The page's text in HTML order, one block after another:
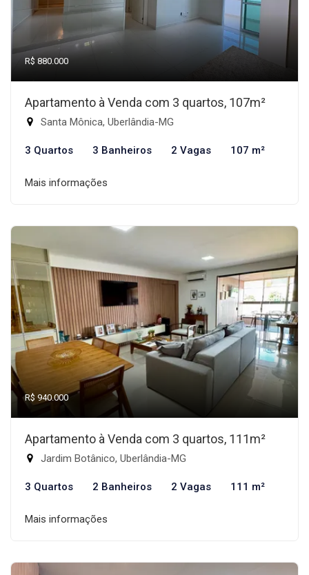
R$ 880.000
Apartamento à Venda com 3 quartos, 107m²
Santa Mônica, Uberlândia-MG
3 Quartos 3 Banheiros 2 Vagas 107 m²
Mais informações
R$ 940.000
Apartamento à Venda com 3 quartos, 111m²
Jardim Botânico, Uberlândia-MG
3 Quartos 2 Banheiros 2 Vagas 111 m²
Mais informações